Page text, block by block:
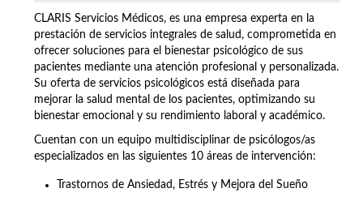
CLARIS Servicios Médicos, es una empresa experta en la
prestación de servicios integrales de salud, comprometida en
ofrecer soluciones para el bienestar psicológico de sus
pacientes mediante una atención profesional y personalizada.
Su oferta de servicios psicológicos está diseñada para
mejorar la salud mental de los pacientes, optimizando su
bienestar emocional y su rendimiento laboral y académico.
Cuentan con un equipo multidisciplinar de psicólogos/as
especializados en las siguientes 10 áreas de intervención:
Trastornos de Ansiedad, Estrés y Mejora del Sueño